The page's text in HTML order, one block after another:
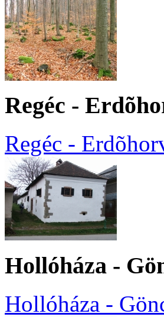
Regéc -
Regéc -
Hollóháza -
Hollóháza -